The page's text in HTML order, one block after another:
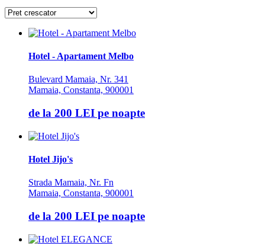
Gradina / curte
Inchirieri biciclete
Lac
Living
Loc de joaca
Masaj
Netflix
Partie SKI
Pat bebelus
Pescuit
Ping-Pong
Piscina
Rau in curte
Sala de conferinte
Sala de mese
Hotel - Apartament Melbo
Bulevard Mamaia, Nr. 341
Mamaia, Constanta, 900001
de la 200 LEI pe noapte
Hotel Jijo's
Strada Mamaia, Nr. Fn
Mamaia, Constanta, 900001
de la 200 LEI pe noapte